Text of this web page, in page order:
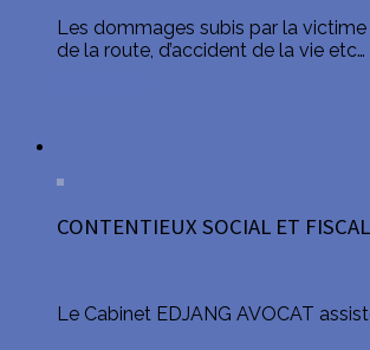
Les dommages subis par la
de la route, d’accident de la vie etc…
CONTENTIEUX SOCIAL ET FISCAL
Le Cabinet EDJANG AVOCAT